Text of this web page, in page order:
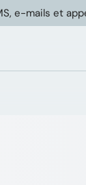
e-mails et